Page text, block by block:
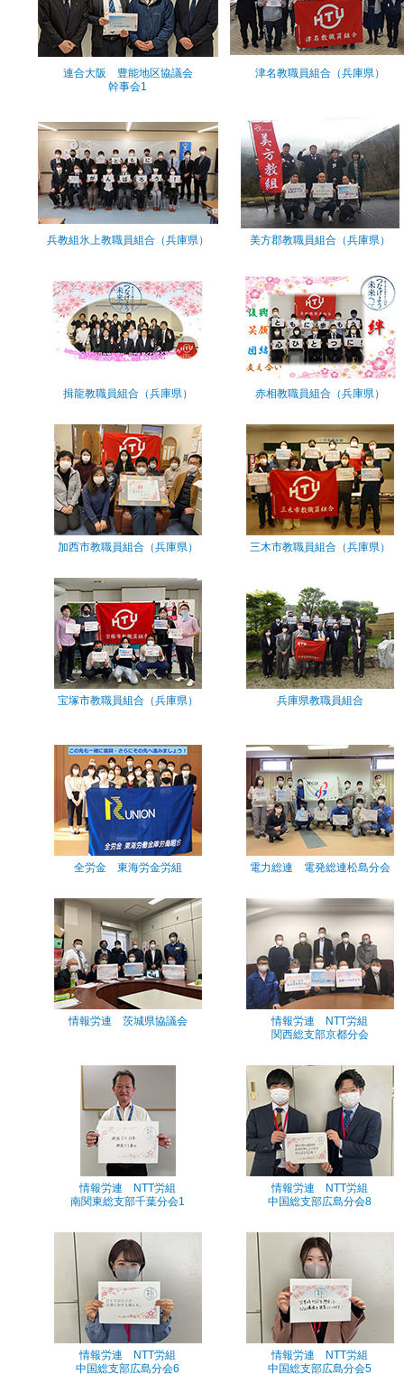
連合大阪 豊能地区協議会
幹事会1
津名教職員組合（兵庫県）
兵教組氷上教職員組合（兵庫県） 美方郡教職員組合（兵庫県）
揖龍教職員組合（兵庫県） 赤相教職員組合（兵庫県）
加西市教職員組合（兵庫県） 三木市教職員組合（兵庫県）
宝塚市教職員組合（兵庫県） 兵庫県教職員組合
全労金 東海労金労組 電力総連 電発総連松島分会
情報労連 茨城県協議会
情報労連 NTT労組
関西総支部京都分会
情報労連 NTT労組
南関東総支部千葉分会1
情報労連 NTT労組
中国総支部広島分会8
情報労連 NTT労組
中国総支部広島分会6
情報労連 NTT労組
中国総支部広島分会5